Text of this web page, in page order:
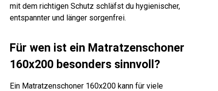
mit dem richtigen Schutz schläfst du hygienischer,
entspannter und länger sorgenfrei.
Für wen ist ein Matratzenschoner
160x200 besonders sinnvoll?
Ein Matratzenschoner 160x200 kann für viele